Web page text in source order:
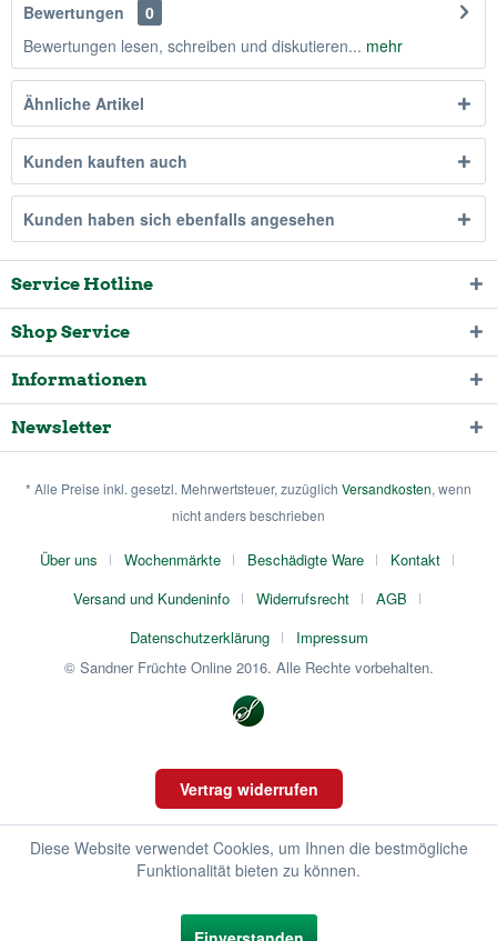
Bewertungen
0
Bewertungen lesen, schreiben und diskutieren... mehr
Ähnliche Artikel
Kunden kauften auch
Kunden haben sich ebenfalls angesehen
Service Hotline
Shop Service
Informationen
Newsletter
* Alle Preise inkl. gesetzl. Mehrwertsteuer, zuzüglich Versandkosten, wenn
nicht anders beschrieben
Über uns Wochenmärkte Beschädigte Ware
Kontakt
Versand und Kundeninfo
Widerrufsrecht
AGB
Datenschutzerklärung
Impressum
© Sandner Früchte Online 2016. Alle Rechte vorbehalten.
Vertrag widerrufen
Diese Website verwendet Cookies, um Ihnen die bestmögliche
Funktionalität bieten zu können.